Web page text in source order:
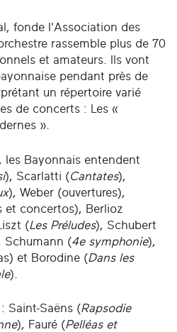
fonde l'Association des
rassemble plus de 70
et amateurs. Ils vont
pendant près de
un répertoire varié
de concerts : Les «
».
les Bayonnais entendent
), Scarlatti (Cantates),
), Weber (ouvertures),
et concertos), Berlioz
(Les Préludes), Schubert
Schumann (4e symphonie),
et Borodine (Dans les
).
Saint-Saëns (Rapsodie
), Fauré (Pelléas et